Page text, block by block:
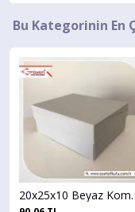
Bu Kategorinin En
20x25x10 Beyaz Komple Karton Kutu